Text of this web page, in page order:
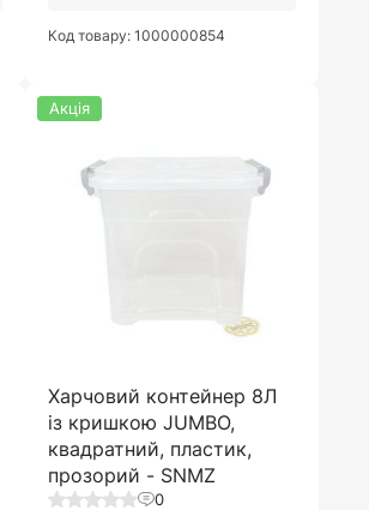
Код товару: 1000000854
Харчовий контейнер 8Л
із кришкою JUMBO,
квадратний, пластик,
прозорий - SNMZ
0
Акція